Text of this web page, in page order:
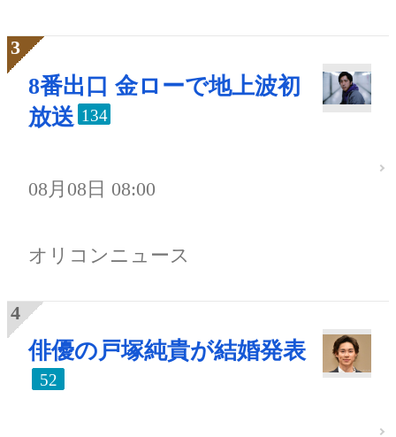
8番出口 金ローで地上波初
放送 134
08月08日 08:00
オリコンニュース
俳優の戸塚純貴が結婚発表
52